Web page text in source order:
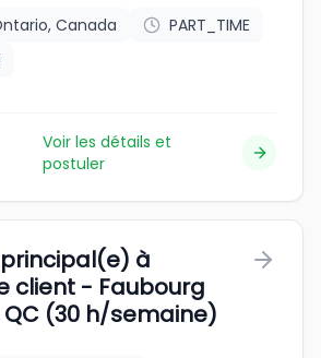
Canada
PART_TIME
Voir les détails et
postuler
à
client - Faubourg
QC (30 h/semaine)